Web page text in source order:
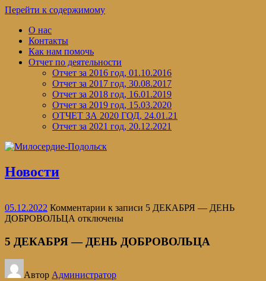
Перейти к содержимому
О нас
Контакты
Как нам помочь
Отчет по деятельности
Отчет за 2016 год, 01.10.2016
Отчет за 2017 год, 30.08.2017
Отчет за 2018 год, 16.01.2019
Отчет за 2019 год, 15.03.2020
ОТЧЕТ ЗА 2020 ГОД, 24.01.21
Отчет за 2021 год, 20.12.2021
Новости
05.12.2022 Комментарии к записи 5 ДЕКАБРЯ — ДЕНЬ
ДОБРОВОЛЬЦА отключены
5 ДЕКАБРЯ — ДЕНЬ ДОБРОВОЛЬЦА
Автор Администратор